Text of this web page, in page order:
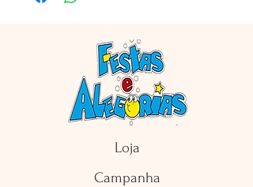
Loja
Campanha